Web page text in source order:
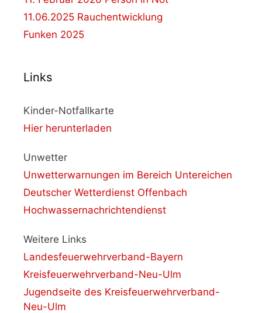
11.06.2025 Rauchentwicklung
Funken 2025
Links
Kinder-Notfallkarte
Hier herunterladen
Unwetter
Unwetterwarnungen im Bereich Untereichen
Deutscher Wetterdienst Offenbach
Hochwassernachrichtendienst
Weitere Links
Landesfeuerwehrverband-Bayern
Kreisfeuerwehrverband-Neu-Ulm
Jugendseite des Kreisfeuerwehrverband-
Neu-Ulm